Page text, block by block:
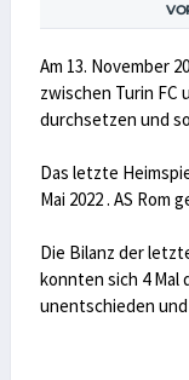
Am 13. November
zwischen Turin FC
durchsetzen und
Das letzte
Mai 2022 . AS Rom
Die Bilanz der
konnten sich 4 Mal
unentschieden und